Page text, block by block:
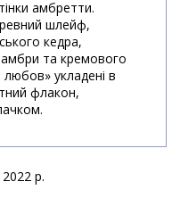
амбретти.
шлейф,
кедра,
та кремового
укладені в
флакон,
р.